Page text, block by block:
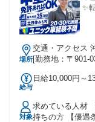
✨
場所
交通・アクセス
[勤務地：〒901-
給与
日給10,000円～
れる通勤・皆勤
るその他手当金
対象
求めている人材
持ちの方 【優遇条件】 ・ユニックドライバーの経験者 ・中